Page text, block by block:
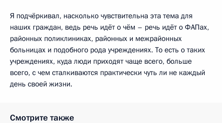
Я подчёркивал, насколько чувствительна эта тема для
наших граждан, ведь речь идёт о чём – речь идёт о ФАПах,
районных поликлиниках, районных и межрайонных
больницах и подобного рода учреждениях. То есть о таких
учреждениях, куда люди приходят чаще всего, больше
всего, с чем сталкиваются практически чуть ли не каждый
день своей жизни.
Смотрите также